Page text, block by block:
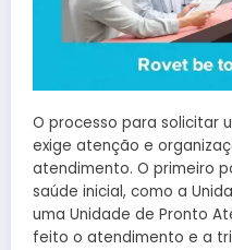
O processo para solicitar
exige atenção e
atendimento. O primeiro
saúde inicial, como a
uma Unidade de Pronto
feito o atendimento e a